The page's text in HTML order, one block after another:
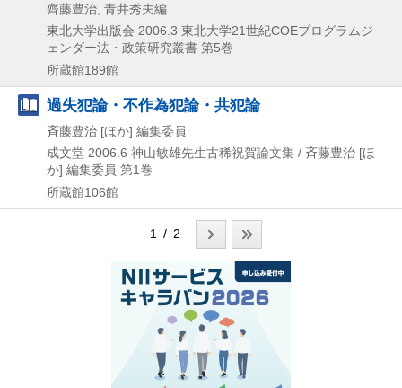
齊藤豊治, 青井秀夫編
東北大学出版会 2006.3 東北大学21世紀COEプログラムジ
ェンダー法・政策研究叢書 第5巻
所蔵館189館
過失犯論・不作為犯論・共犯論
斉藤豊治 [ほか] 編集委員
成文堂 2006.6 神山敏雄先生古稀祝賀論文集 / 斉藤豊治 [ほ
か] 編集委員 第1巻
所蔵館106館
1 / 2